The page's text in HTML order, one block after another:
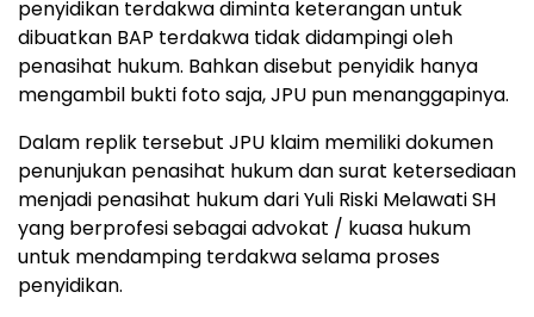
penyidikan terdakwa diminta keterangan untuk
dibuatkan BAP terdakwa tidak didampingi oleh
penasihat hukum. Bahkan disebut penyidik hanya
mengambil bukti foto saja, JPU pun menanggapinya.
Dalam replik tersebut JPU klaim memiliki dokumen
penunjukan penasihat hukum dan surat ketersediaan
menjadi penasihat hukum dari Yuli Riski Melawati SH
yang berprofesi sebagai advokat / kuasa hukum
untuk mendamping terdakwa selama proses
penyidikan.